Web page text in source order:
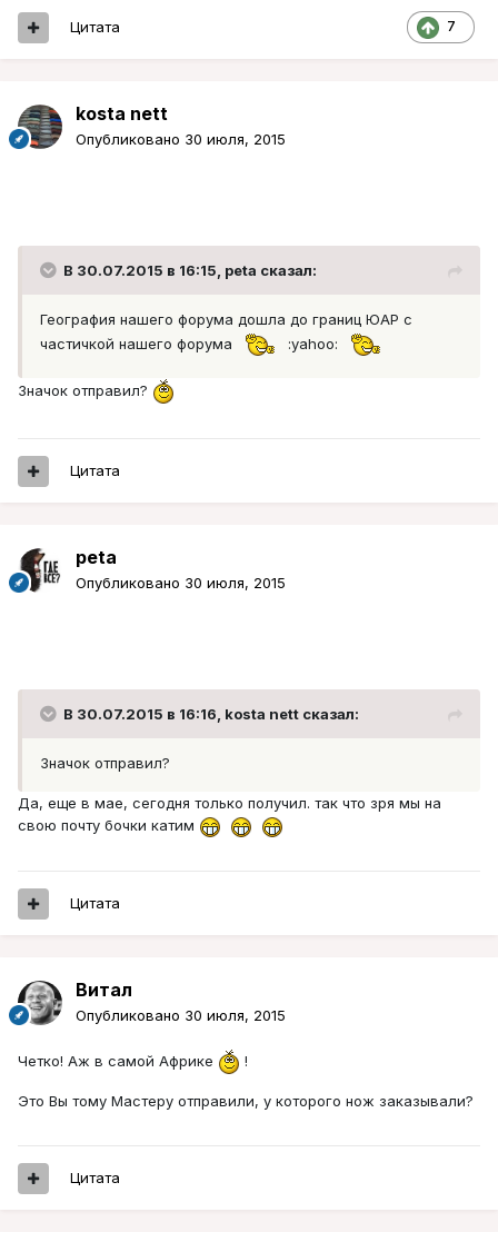
7
Цитата
kosta nett
Опубликовано 30 июля, 2015
В 30.07.2015 в 16:15, peta сказал:
География нашего форума дошла до границ ЮАР с
частичкой нашего форума
:yahoo:
Значок отправил?
Цитата
peta
Опубликовано 30 июля, 2015
В 30.07.2015 в 16:16, kosta nett сказал:
Значок отправил?
Да, еще в мае, сегодня только получил. так что зря мы на
свою почту бочки катим
Цитата
Витал
Опубликовано 30 июля, 2015
Четко! Аж в самой Африке !
Это Вы тому Мастеру отправили, у которого нож заказывали?
Цитата